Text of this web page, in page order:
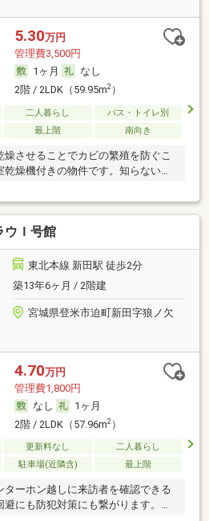
5.30万円
管理費3,500円
1ヶ月
なし
2階 / 2LDK（59.95m2）
二人暮らし
バス・トイレ別
最上階 南向き
燥させることでカビの繁殖を防ぐこ
乾燥機付きの物件です。知らない人
ウＩ号館
東北本線 新田駅 徒歩2分
築13年6ヶ月 / 2階建
宮城県登米市迫町新田字狼ノ欠
4.70万円
管理費1,800円
なし
1ヶ月
2階 / 2LDK（57.96m2）
更新料なし
二人暮らし
駐車場(近隣含) 最上階
ターホン越しに来訪者を確認できる
にも防犯対策にも繋がります。室